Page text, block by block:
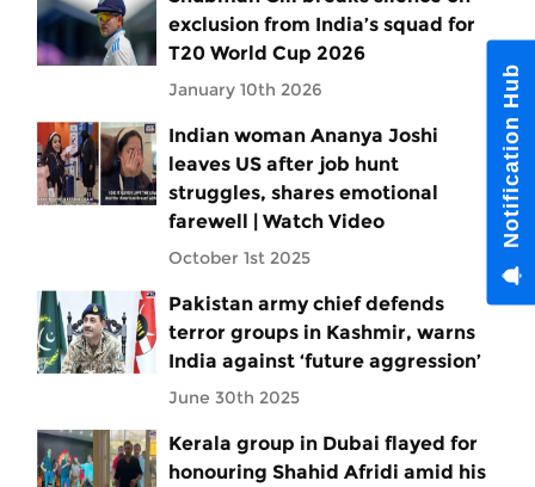
exclusion from India’s squad for
T20 World Cup 2026
January 10th 2026
Indian woman Ananya Joshi
leaves US after job hunt
struggles, shares emotional
farewell | Watch Video
October 1st 2025
Pakistan army chief defends
terror groups in Kashmir, warns
India against ‘future aggression’
June 30th 2025
Kerala group in Dubai flayed for
honouring Shahid Afridi amid his
Notification Hub